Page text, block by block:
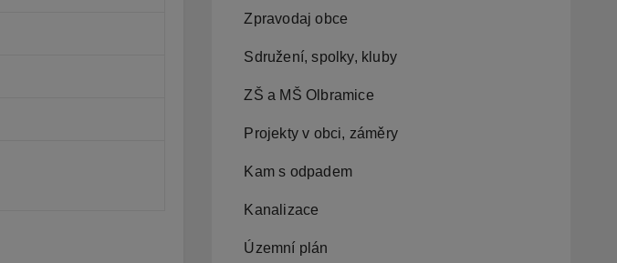
Zpravodaj obce
Sdružení, spolky, kluby
ZŠ a MŠ Olbramice
Projekty v obci, záměry
Kam s odpadem
Kanalizace
Územní plán